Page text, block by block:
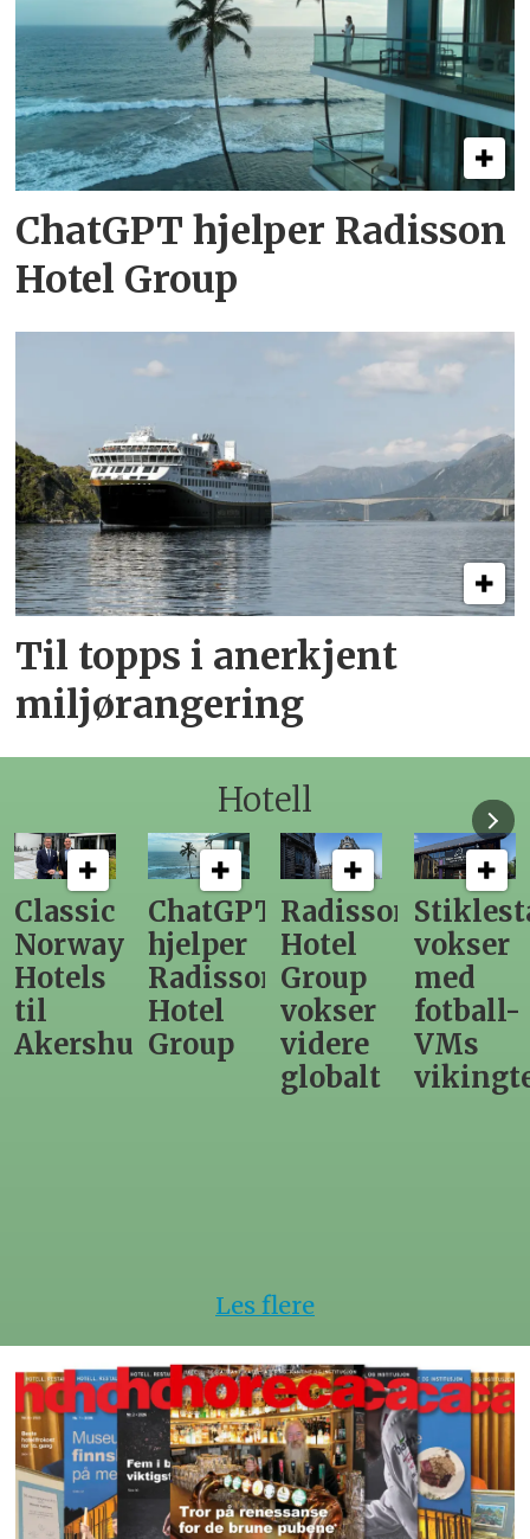
ChatGPT hjelper Radisson
Hotel Group
Til topps i anerkjent
miljørangering
Hotell
Classic
Norway
Hotels
til
Akershus
ChatGPT
hjelper
Radisson
Hotel
Group
Radisson
Hotel
Group
vokser
videre
globalt
vokser
med
fotball-
VMs
Les flere